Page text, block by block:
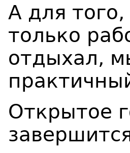
А для
только
отдыхал,
Открытое